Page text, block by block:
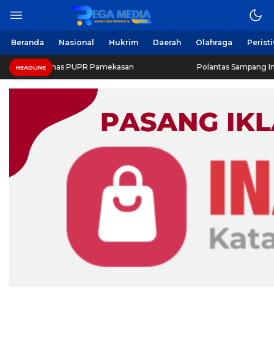
Beranda Nasional Hukrim Daerah Olahraga
HEADLINE
PUPR Pamekasan Polantas Sampang Imbau